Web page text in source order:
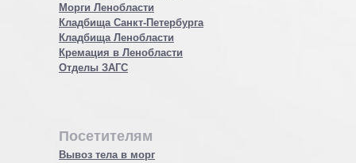
Посетителям
Вывоз тела в морг
Морги Ленобласти
Кладбища Санкт-Петербурга
Кладбища Ленобласти
Кремация в Ленобласти
Отделы ЗАГС